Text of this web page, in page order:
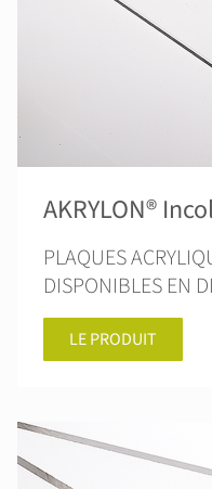
AKRYLON®
PLAQUES
DISPONIBLES EN
LE PRODUIT